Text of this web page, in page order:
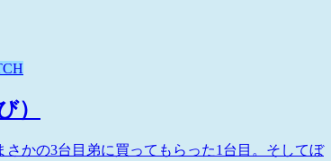
）
さかの3台目弟に買ってもらった1台目。そしてぼ